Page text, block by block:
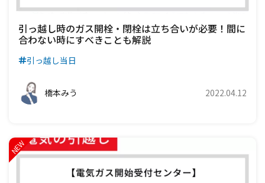
引っ越し時のガス開栓・閉栓は立ち合いが必要！間に
合わない時にすべきことも解説
引っ越し当日
橋本みう 2022.04.12